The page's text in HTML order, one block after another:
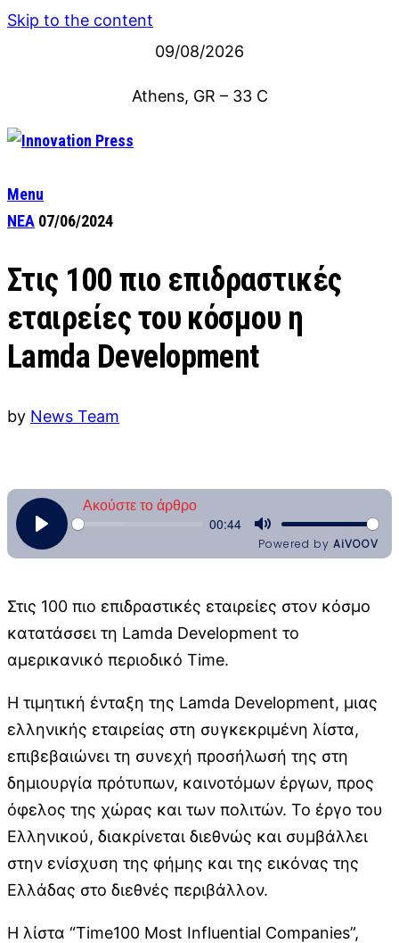
Skip to the content
09/08/2026
Athens, GR – 33 C
Menu
ΝΕΑ 07/06/2024
Στις 100 πιο επιδραστικές
εταιρείες του κόσμου η
Lamda Development
by News Team
Στις 100 πιο επιδραστικές εταιρείες στον κόσμο
κατατάσσει τη Lamda Development το
αμερικανικό περιοδικό Time.
Η τιμητική ένταξη της Lamda Development, μιας
ελληνικής εταιρείας στη συγκεκριμένη λίστα,
επιβεβαιώνει τη συνεχή προσήλωσή της στη
δημιουργία πρότυπων, καινοτόμων έργων, προς
όφελος της χώρας και των πολιτών. Το έργο του
Ελληνικού, διακρίνεται διεθνώς και συμβάλλει
στην ενίσχυση της φήμης και της εικόνας της
Ελλάδας στο διεθνές περιβάλλον.
Η λίστα “Time100 Most Influential Companies”,